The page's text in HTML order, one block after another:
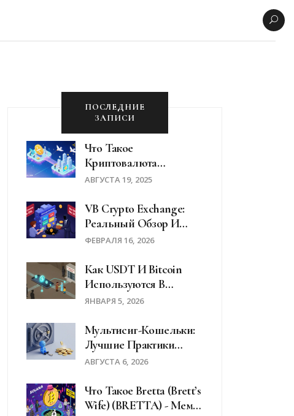
ПОСЛЕДНИЕ
ЗАПИСИ
Что Такое
Криптовалюта
Songbird (SGB):
Работает И Зачем Она
Нужна
АВГУСТА 19, 2025
VB Crypto Exchange:
Реальный Обзор И
Почему Это
ФЕВРАЛЯ 16, 2026
Как USDT И Bitcoin
Используются В
Афганистане Для
Вопреки Запрету
ЯНВАРЯ 5, 2026
Мультисиг-Кошельки:
Лучшие Практики
Безопасности Для
В 2026 Году
АВГУСТА 6, 2026
Что Такое Bretta (Brett’s
Wife) (BRETTA) - Мем-